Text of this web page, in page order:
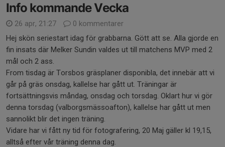
Info kommande Vecka
26 apr, 21:27
0 kommentarer
Hej skön seriestart idag för grabbarna. Gött att se. Alla gjorde en
fin insats där Melker Sundin valdes ut till matchens MVP med 2
mål och 2 ass.
From tisdag är Torsbos gräsplaner disponibla, det innebär att vi
går på gräs onsdag, kallelse har gått ut. Träningar är
fortsättningsvis måndag, onsdag och torsdag. Oklart hur vi gör
denna torsdag (valborgsmässoafton), kallelse har gått ut men
sannolikt blir det ingen träning.
Vidare har vi fått ny tid för fotografering, 20 Maj gäller kl 19,15,
alltså efter vår träning denna dag.